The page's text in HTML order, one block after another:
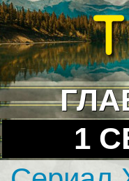
1